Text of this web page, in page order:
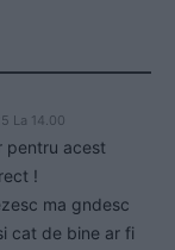
La 14.00
pentru acest
!
ma gndesc
cat de bine ar fi